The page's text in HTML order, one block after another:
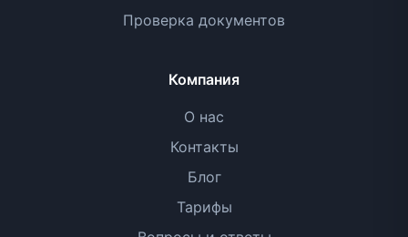
Проверка документов
Компания
О нас
Контакты
Блог
Тарифы